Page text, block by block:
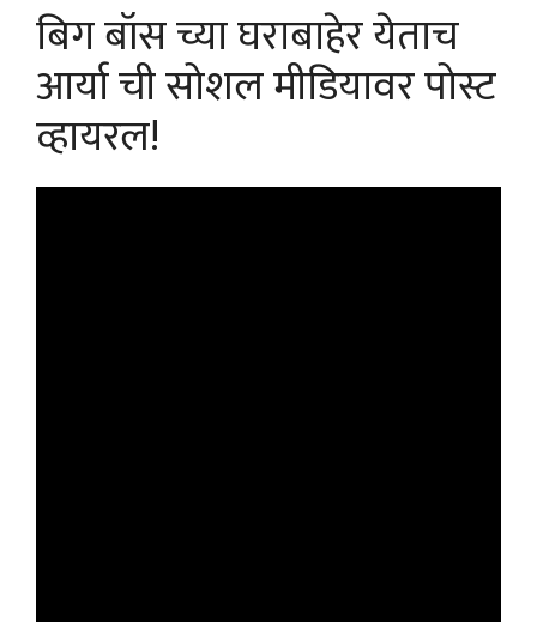
बिग बॉस च्या घराबाहेर येताच
आर्या ची सोशल मीडियावर पोस्ट
व्हायरल!